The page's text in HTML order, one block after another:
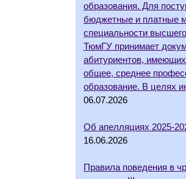
образования. Для
бюджетные и платные
специальности
ТюмГУ принимает
абитуриентов,
общее, среднее
образование. В целях
06.07.2026
Об апелляциях 2025-
16.06.2026
Правила поведения в